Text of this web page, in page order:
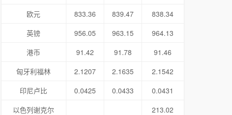
欧元
833.36 839.47
838.34
英镑
956.05 963.15
964.13
港币
91.42 91.78
91.46
匈牙利福林
2.1207 2.1635
2.1542
印尼卢比
0.0425 0.0433
0.0431
以色列谢克尔
213.02